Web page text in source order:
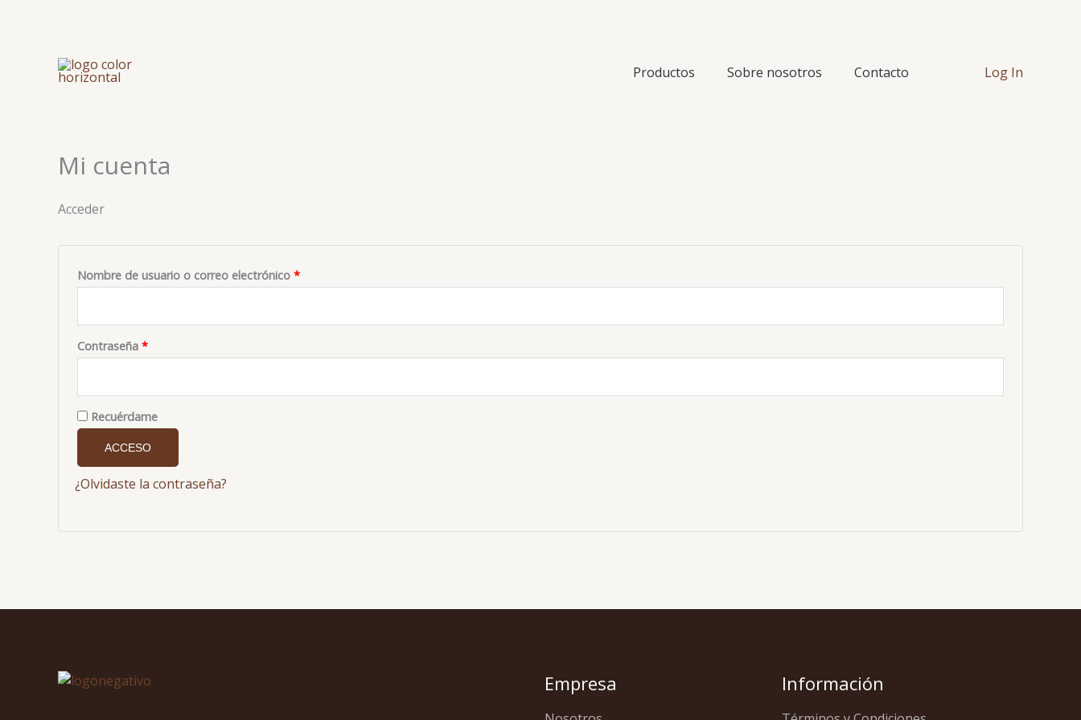
contenido
Productos
Sobre nosotros Contacto Log In
Mi cuenta
Acceder
Nombre de usuario o correo electrónico *
Contraseña *
Recuérdame
ACCESO
¿Olvidaste la contraseña?
Empresa Información